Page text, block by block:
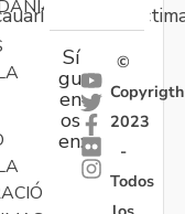
Sí
gu
en
os
en:
©
Copyrigth
2023
-
Todos